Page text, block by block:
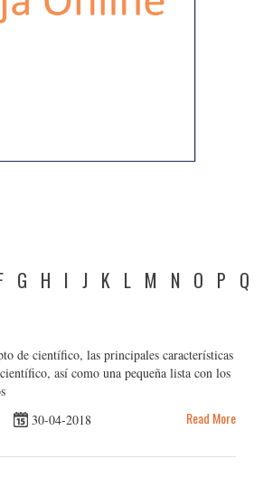
G H I J K L M N O P Q
de científico, las principales características
así como una pequeña lista con los
30-04-2018 Read More